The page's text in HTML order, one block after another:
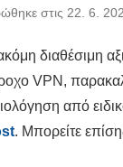
στις 22. 6.
διαθέσιμη
VPN,
από
. Μπορείτε